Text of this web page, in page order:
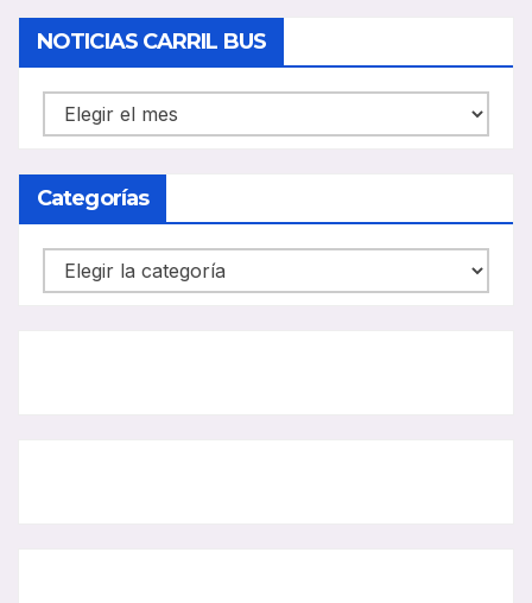
NOTICIAS CARRIL BUS
NOTICIAS
CARRIL
BUS
Categorías
Categorías